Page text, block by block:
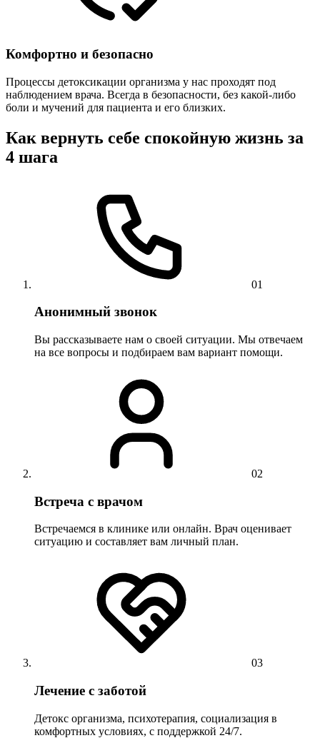
Комфортно и безопасно
Процессы детоксикации организма у нас проходят под
наблюдением врача. Всегда в безопасности, без какой-либо
боли и мучений для пациента и его близких.
Как вернуть себе спокойную жизнь за
4 шага
01
Анонимный звонок
Вы рассказываете нам о своей ситуации. Мы отвечаем
на все вопросы и подбираем вам вариант помощи.
02
Встреча с врачом
Встречаемся в клинике или онлайн. Врач оценивает
ситуацию и составляет вам личный план.
03
Лечение с заботой
Детокс организма, психотерапия, социализация в
комфортных условиях, с поддержкой 24/7.